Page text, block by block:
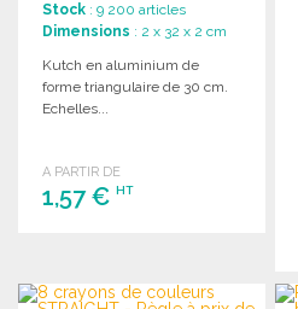
Stock : 9 200 articles
Dimensions : 2 x 32 x 2 cm
Kutch en aluminium de
forme triangulaire de 30 cm.
Echelles...
A PARTIR DE
1,57 € HT
Demander un devis